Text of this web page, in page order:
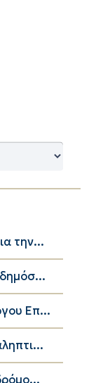
την...
Επ...